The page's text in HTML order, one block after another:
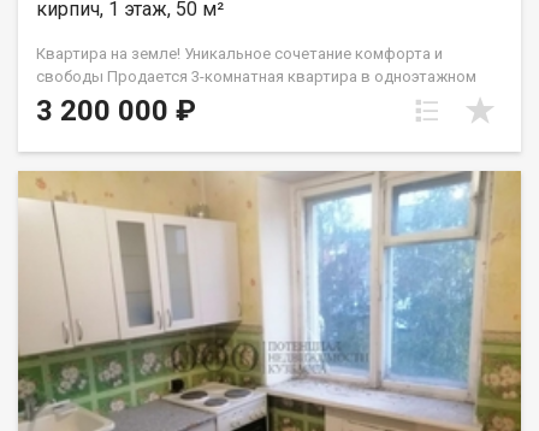
кирпич, 1 этаж, 50 м²
Квартира на земле! Уникальное сочетание комфорта и
свободы Продается 3-комнатная квартира в одноэтажном
многоквартирном доме из кирпича. Вам здесь понравится
Полная приватность: Соседей сверху, снизу и сбоку нет! Свой
свежем воздухе. Бонусы для души: В наличии собственный
гараж и банька ! Простор и свобода: Высокие потолки ( 3
метра! ) и уютная веранда . О жилье: • Площадь: 50 кв.м
(уютная гостиная 15.2 м², две комнаты и просторная кухня 9.5
м²). • Состояние: Жилое. Можно заезжать и обустраиваться
под свой стиль. • Коммуникации: Свет и вода центральные,
отопление печное. К оммунальные платежи очень
демократичные ! Санузел и канализацию можно легко
обустроить так, как удобно именно вам. Локация всё под
рукой: В 4-х минутах ходьбы остановка пос. Шахты Северная .
Школы, детские сады, магазины и администрация в паре
шагов. Юридическая чистота: В собственности более 5 лет.
3 200 000 ₽